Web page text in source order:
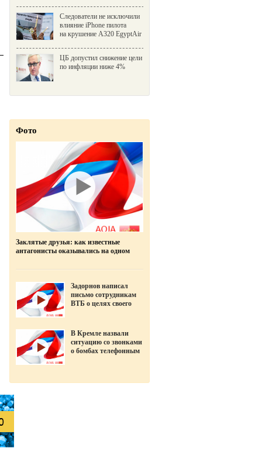
Следователи не исключили
влияние iPhone пилота
на крушение A320 EgyptAir
ЦБ допустил снижение цели
по инфляции ниже 4%
Фото
Заклятые друзья: как известные
антагонисты оказывались на одном
Задорнов написал
письмо сотрудникам
ВТБ о целях своего
В Кремле назвали
ситуацию со звонками
о бомбах телефонным